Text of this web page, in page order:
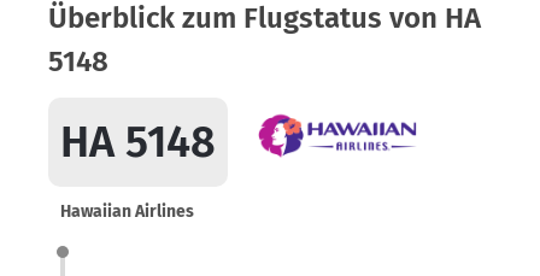
Überblick zum Flugstatus von HA
5148
HA 5148
Hawaiian Airlines